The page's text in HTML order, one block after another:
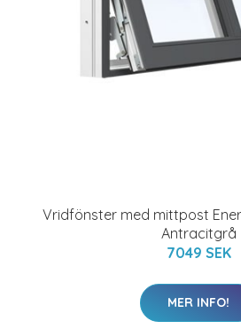
Vridfönster med mittpost
Antracitgrå
7049 SEK
MER INFO!